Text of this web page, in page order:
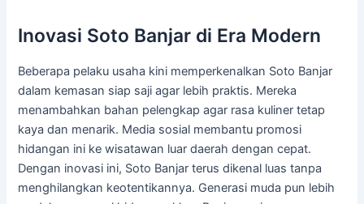
Inovasi Soto Banjar di Era Modern
Beberapa pelaku usaha kini memperkenalkan Soto Banjar
dalam kemasan siap saji agar lebih praktis. Mereka
menambahkan bahan pelengkap agar rasa kuliner tetap
kaya dan menarik. Media sosial membantu promosi
hidangan ini ke wisatawan luar daerah dengan cepat.
Dengan inovasi ini, Soto Banjar terus dikenal luas tanpa
menghilangkan keotentikannya. Generasi muda pun lebih